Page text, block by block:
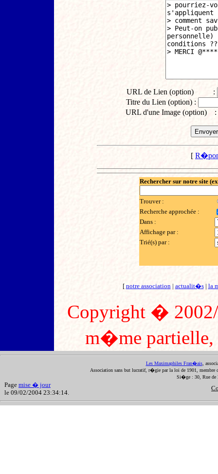
URL de Lien (option) :
Titre du Lien (option) :
URL d'une Image (option) :
[
Rechercher sur notre site
Trouver :
Recherche approchée :
Dans :
Affichage par :
Trié(s) par :
[ notre association| actualit�s| la
Copyright �
m�me partielle,
Les Maximaphiles Fran�ais,
Association sans but lucratif, r�gie par la loi de 1901, membre
Si�ge : 30, Rue de
Page mise � jour
le 09/02/2004 23:34:14.